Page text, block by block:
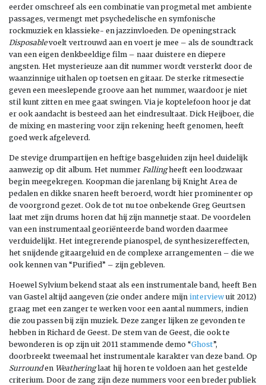
eerder omschreef als een combinatie van progmetal met ambiente
passages, vermengt met psychedelische en symfonische
rockmuziek en klassieke- en jazzinvloeden. De openingstrack
Disposablevoelt vertrouwd aan en voert je mee – als de soundtrack
van een eigen denkbeeldige film – naar duistere en diepere
angsten. Het mysterieuze aan dit nummer wordt versterkt door de
waanzinnige uithalen op toetsen en gitaar. De sterke ritmesectie
geven een meeslepende groove aan het nummer, waardoor je niet
stil kunt zitten en mee gaat swingen. Via je koptelefoon hoor je dat
er ook aandacht is besteed aan het eindresultaat. Dick Heijboer, die
de mixing en mastering voor zijn rekening heeft genomen, heeft
goed werk afgeleverd.
De stevige drumpartijen en heftige basgeluiden zijn heel duidelijk
aanwezig op dit album. Het nummer Fallingheeft een loodzwaar
begin meegekregen. Koopman die jarenlang bij Knight Area de
pedalen en dikke snaren heeft beroerd, wordt hier prominenter op
de voorgrond gezet. Ook de tot nu toe onbekende Greg Geurtsen
laat met zijn drums horen dat hij zijn mannetje staat. De voordelen
van een instrumentaal georiënteerde band worden daarmee
verduidelijkt. Het integrerende pianospel, de synthesizereffecten,
het snijdende gitaargeluid en de complexe arrangementen – die we
ook kennen van “Purified” – zijn gebleven.
Hoewel Sylvium bekend staat als een instrumentale band, heeft Ben
van Gastel altijd aangeven (zie onder andere mijn interviewuit 2012)
graag met een zanger te werken voor een aantal nummers, indien
die zou passen bij zijn muziek. Deze zanger lijken ze gevonden te
hebben in Richard de Geest. De stem van de Geest, die ook te
bewonderen is op zijn uit 2011 stammende demo “Ghost”,
doorbreekt tweemaal het instrumentale karakter van deze band. Op
Surrounden Weatheringlaat hij horen te voldoen aan het gestelde
criterium. Door de zang zijn deze nummers voor een breder publiek